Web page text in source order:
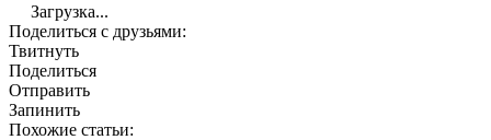
Загрузка...
Поделиться с друзьями:
Твитнуть
Поделиться
Отправить
Запинить
Похожие статьи: